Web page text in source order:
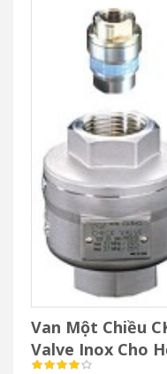
Van Một Chiều
Valve Inox Cho